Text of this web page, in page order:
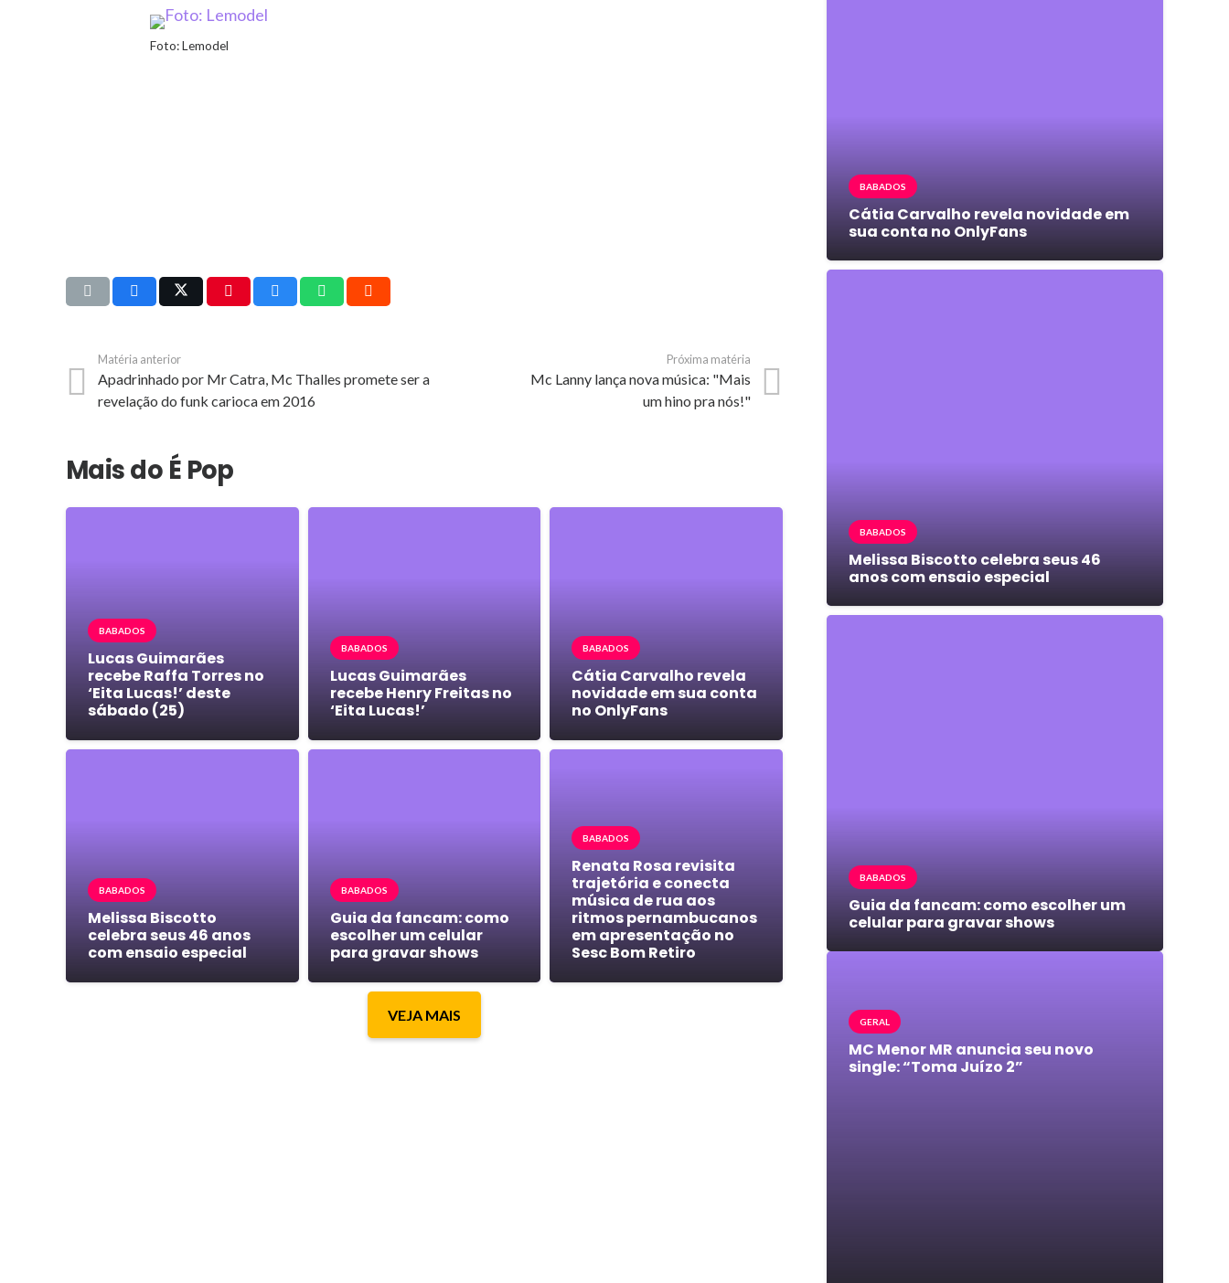
Foto: Lemodel
Matéria anterior
Apadrinhado por Mr Catra, Mc Thalles promete ser a
revelação do funk carioca em 2016
Próxima matéria
Mc Lanny lança nova música: "Mais
um hino pra nós!"
Mais do É Pop
BABADOS
Lucas Guimarães
recebe Raffa Torres no
‘Eita Lucas!’ deste
sábado (25)
BABADOS
Lucas Guimarães
recebe Henry Freitas no
‘Eita Lucas!’
BABADOS
Cátia Carvalho revela
novidade em sua conta
no OnlyFans
BABADOS
Melissa Biscotto
celebra seus 46 anos
com ensaio especial
BABADOS
Guia da fancam: como
escolher um celular
para gravar shows
BABADOS
Renata Rosa revisita
trajetória e conecta
música de rua aos
ritmos pernambucanos
em apresentação no
Sesc Bom Retiro
VEJA MAIS
BABADOS
Cátia Carvalho revela novidade em
sua conta no OnlyFans
BABADOS
Melissa Biscotto celebra seus 46
anos com ensaio especial
BABADOS
Guia da fancam: como escolher um
celular para gravar shows
GERAL
MC Menor MR anuncia seu novo
single: “Toma Juízo 2”